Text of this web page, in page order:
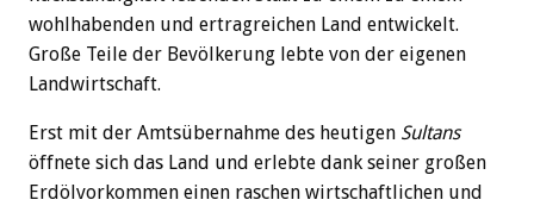
wohlhabenden und ertragreichen Land entwickelt.
Große Teile der Bevölkerung lebte von der eigenen
Landwirtschaft.
Erst mit der Amtsübernahme des heutigen Sultans
öffnete sich das Land und erlebte dank seiner großen
Erdölvorkommen einen raschen wirtschaftlichen und